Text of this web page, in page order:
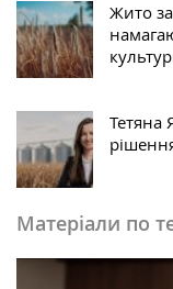
Жито
Тетяна
Матеріали по